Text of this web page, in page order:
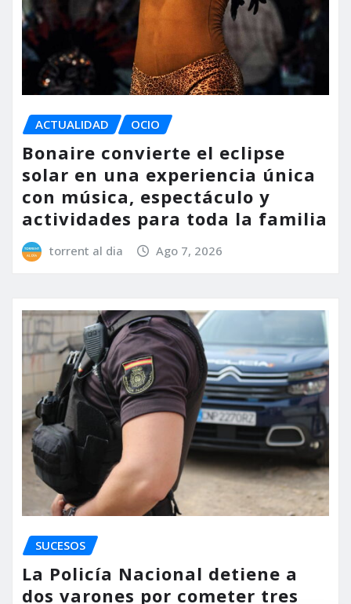
ACTUALIDAD OCIO
Bonaire convierte el eclipse
solar en una experiencia única
con música, espectáculo y
actividades para toda la familia
torrent al dia Ago 7, 2026
SUCESOS
La Policía Nacional detiene a
dos varones por cometer tres